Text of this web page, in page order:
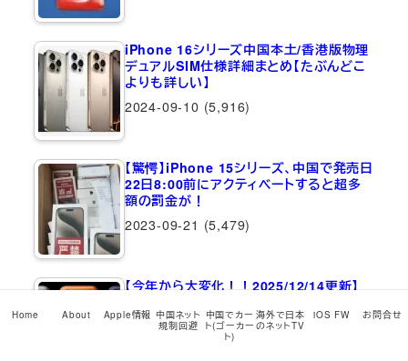
iPhone 16シリーズ中国本土/香港版物理
デュアルSIM仕様詳細まとめ【たぶんどこ
よりも詳しい】
2024-09-10 (5,916)
【驚愕】iPhone 15シリーズ、中国で発売日
22日8:00前にアクティベートすると超多
額の罰金が！
2023-09-21 (5,479)
【今年から大変化！！2025/12/14更新】
2025-09-10 (5,215)
Home About Apple情報 中国ネット
規制回避
中国でカー
ト(ゴーカー
ト)
海外で日本
のネットTV
iOS FW お問合せ